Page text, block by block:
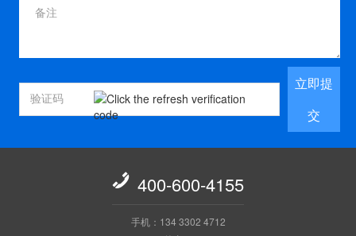
立即提
交
 400-600-4155
手机：134 3302 4712